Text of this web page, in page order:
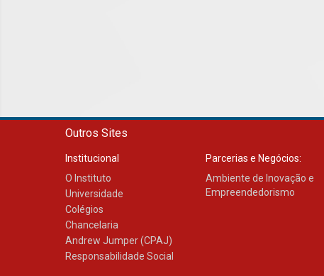
Outros Sites
Institucional
O Instituto
Universidade
Colégios
Chancelaria
Andrew Jumper (CPAJ)
Responsabilidade Social
Parcerias e Negócios:
Ambiente de Inovação e
Empreendedorismo